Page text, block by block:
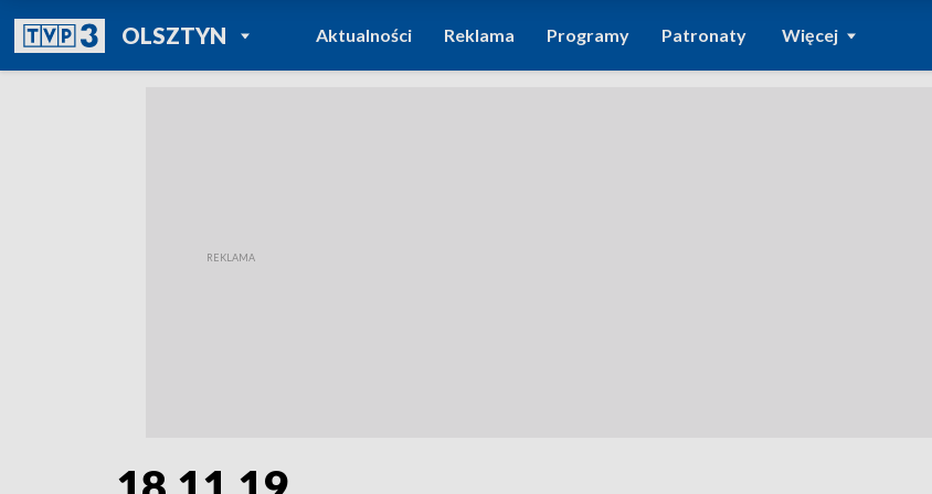
OLSZTYNPOWRÓT DO
TVP REGIONY
Aktualności Reklama Programy Patronaty Więcej